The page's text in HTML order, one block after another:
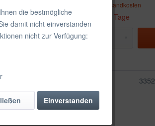
zzgl. Versandkosten
Lieferzeit ca. 5 Tage
3352
die bestmögliche
damit nicht einverstanden
nicht zur Verfügung:
Einverstanden